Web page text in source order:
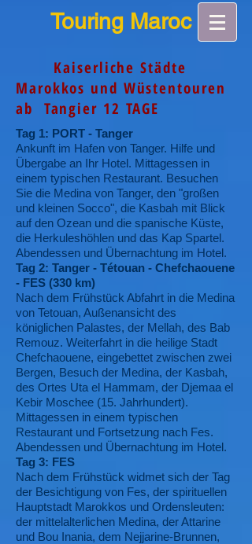
Touring Maroc
Kaiserliche Städte
Marokkos und Wüstentouren
ab Tangier 12 TAGE
Tag 1: PORT - Tanger
Ankunft im Hafen von Tanger. Hilfe und
Übergabe an Ihr Hotel. Mittagessen in
einem typischen Restaurant. Besuchen
Sie die Medina von Tanger, den "großen
und kleinen Socco", die Kasbah mit Blick
auf den Ozean und die spanische Küste,
die Herkuleshöhlen und das Kap Spartel.
Abendessen und Übernachtung im Hotel.
Tag 2: Tanger - Tétouan - Chefchaouene
- FES (330 km)
Nach dem Frühstück Abfahrt in die Medina
von Tetouan, Außenansicht des
königlichen Palastes, der Mellah, des Bab
Remouz. Weiterfahrt in die heilige Stadt
Chefchaouene, eingebettet zwischen zwei
Bergen, Besuch der Medina, der Kasbah,
des Ortes Uta el Hammam, der Djemaa el
Kebir Moschee (15. Jahrhundert).
Mittagessen in einem typischen
Restaurant und Fortsetzung nach Fes.
Abendessen und Übernachtung im Hotel.
Tag 3: FES
Nach dem Frühstück widmet sich der Tag
der Besichtigung von Fes, der spirituellen
Hauptstadt Marokkos und Ordensleuten:
der mittelalterlichen Medina, der Attarine
und Bou Inania, dem Nejjarine-Brunnen,